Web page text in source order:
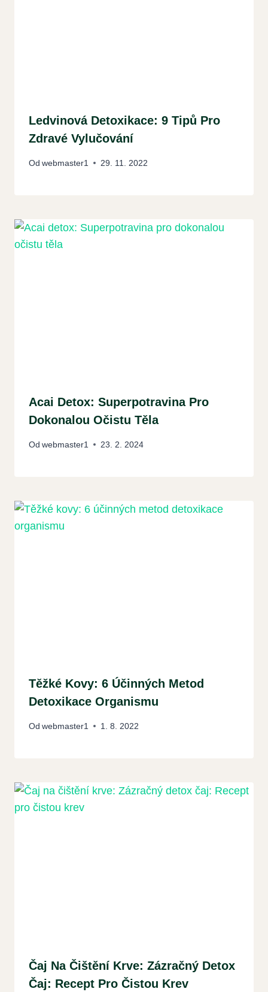
Ledvinová Detoxikace: 9 Tipů Pro
Zdravé Vylučování
Od webmaster1 29. 11. 2022
Acai Detox: Superpotravina Pro
Dokonalou Očistu Těla
Od webmaster1 23. 2. 2024
Těžké Kovy: 6 Účinných Metod
Detoxikace Organismu
Od webmaster1 1. 8. 2022
Čaj Na Čištění Krve: Zázračný Detox
Čaj: Recept Pro Čistou Krev